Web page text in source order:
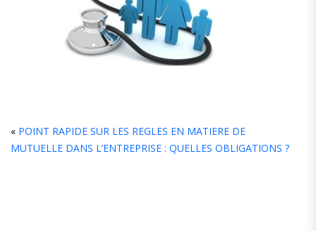
« POINT RAPIDE SUR LES REGLES EN MATIERE DE
MUTUELLE DANS L’ENTREPRISE : QUELLES OBLIGATIONS ?